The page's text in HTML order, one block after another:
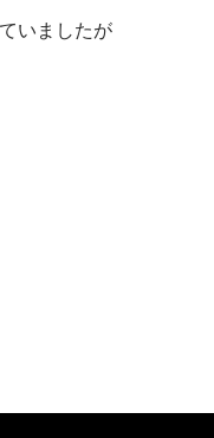
いましたが